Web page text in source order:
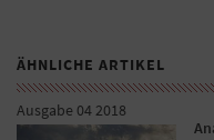
ÄHNLICHE ARTIKEL
Ausgabe 04 2018